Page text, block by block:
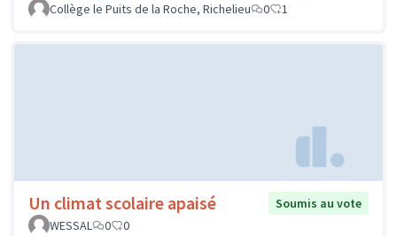
Collège le Puits de la Roche, Richelieu
0 1
Un climat scolaire apaisé
Soumis au vote
WESSAL
0 0